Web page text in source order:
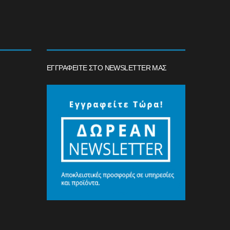
ΕΓΓΡΑΦΕΊΤΕ ΣΤΟ NEWSLETTER ΜΑΣ